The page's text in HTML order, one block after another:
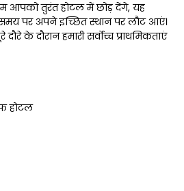
आपको तुरंत होटल में छोड़ देंगे, यह
पर अपने इच्छित स्थान पर लौट आएं।
के दौरान हमारी सर्वोच्च प्राथमिकताएं
होटल